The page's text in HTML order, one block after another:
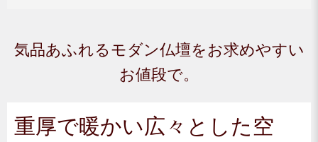
気品あふれるモダン仏壇をお求めやすい
お値段で。
重厚で暖かい広々とした空